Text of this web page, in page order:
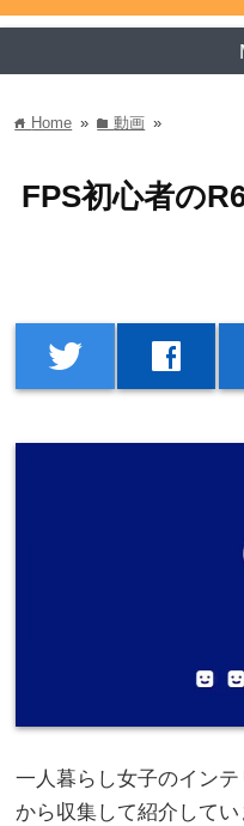
home Home » folder動画 »
FPS初心者の
twitter facebook
一人暮らし女子のイン
から収集して紹介してい